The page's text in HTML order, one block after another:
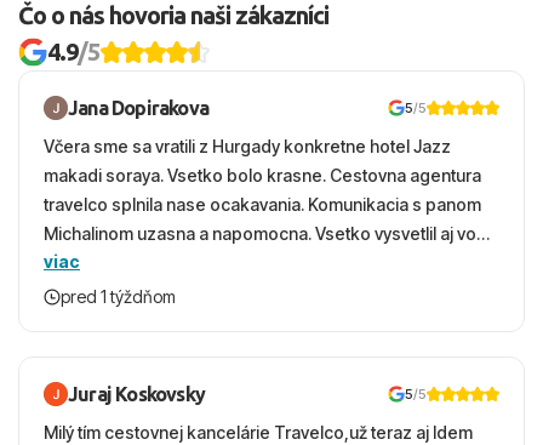
kilometrov vzdialené.
Pláže: 0 m (pri pláži)
Letiska: 11 km (Heraklion)
Centra: 5 km (Heraklion)
Nákupných možností: 0 m (v okolí hotela)
Čo o nás hovoria naši zákazníci
4.9/5
Jana Dopirakova 5/5
Včera sme sa vratili z Hurgady konkretne hotel Jazz
makadi soraya. Vsetko bolo krasne. Cestovna agentura
travelco splnila nase ocakavania. Komunikacia s panom
Michalinom uzasna a napomocna. Vsetko vysvetlil aj vo
vecernych hodinach zaco sa ospravedlnujem. Hotel
krasny, cisty. Sluzby top. Strava, prostredie, more,
viac
pred 1 týždňom
Juraj Koskovsky 5/5
Milý tím cestovnej kancelárie Travelco,už teraz aj Idem